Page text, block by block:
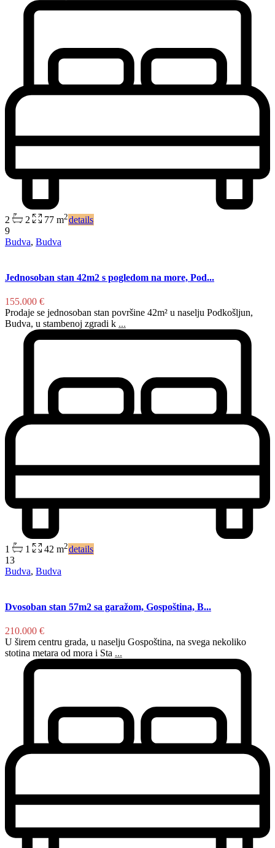
2 2 77 m2details
9
Budva, Budva
Jednosoban stan 42m2 s pogledom na more, Pod...
155.000 €
Prodaje se jednosoban stan površine 42m² u naselju Podkošljun,
Budva, u stambenoj zgradi k ...
1 1 42 m2details
13
Budva, Budva
Dvosoban stan 57m2 sa garažom, Gospoština, B...
210.000 €
U širem centru grada, u naselju Gospoština, na svega nekoliko
stotina metara od mora i Sta ...